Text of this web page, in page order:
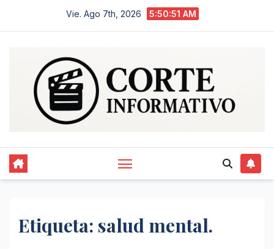
Vie. Ago 7th, 2026 5:50:52 AM
Etiqueta: salud mental.